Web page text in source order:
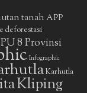
tanah APP
deforestasi
8 Provinsi
Infographic
Karhutla
Kliping